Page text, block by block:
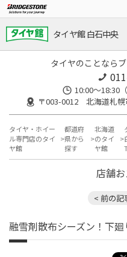
タイヤ館 白石中央
タイヤのことなら
10:00～18:30
〒003-0012 北海道札幌
タイヤ・ホイー
ル専門店のタイ
ヤ館
都道府
県から
探す
北海道
のタイ
ヤ館
店舗
< 前の記
融雪剤散布シーズン！下廻